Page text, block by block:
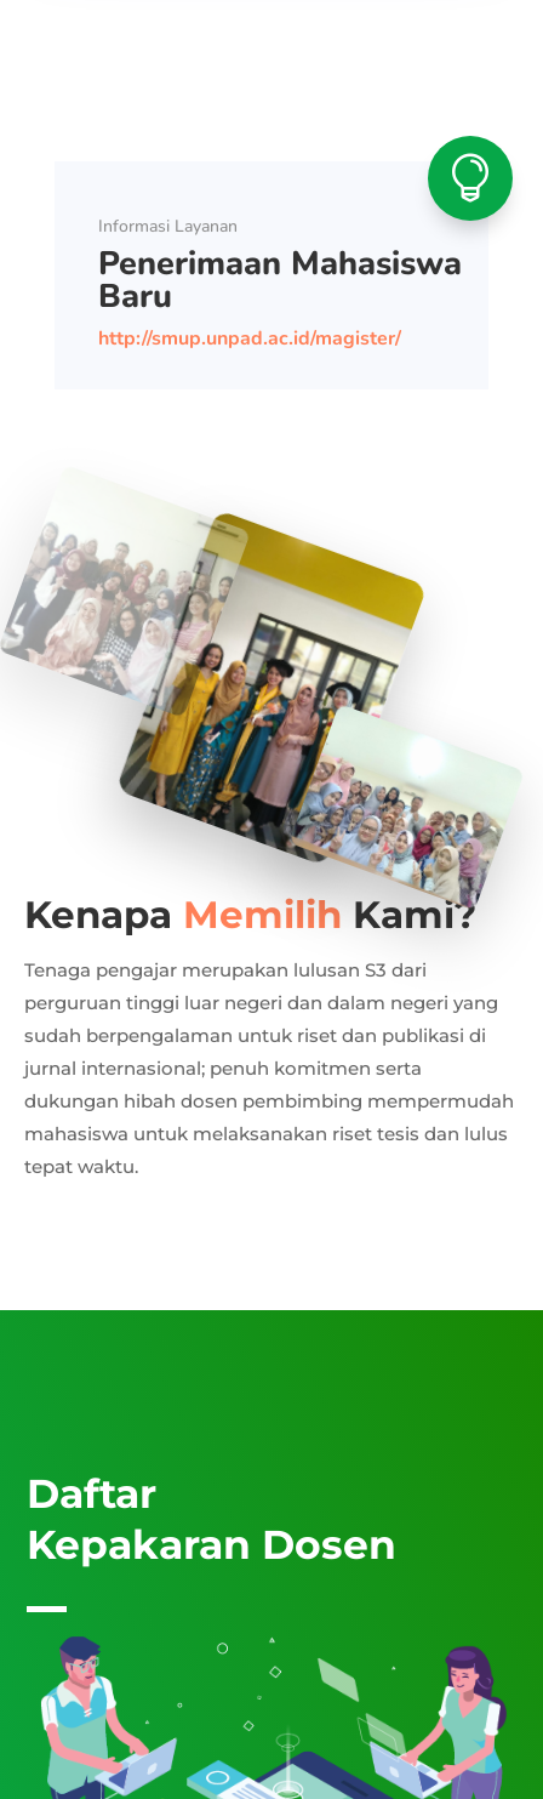

Informasi Layanan
Penerimaan Mahasiswa
Baru
http://smup.unpad.ac.id/magister/
Kenapa Memilih Kami?
Tenaga pengajar merupakan lulusan S3 dari
perguruan tinggi luar negeri dan dalam negeri yang
sudah berpengalaman untuk riset dan publikasi di
jurnal internasional; penuh komitmen serta
dukungan hibah dosen pembimbing mempermudah
mahasiswa untuk melaksanakan riset tesis dan lulus
tepat waktu.
Daftar
Kepakaran Dosen